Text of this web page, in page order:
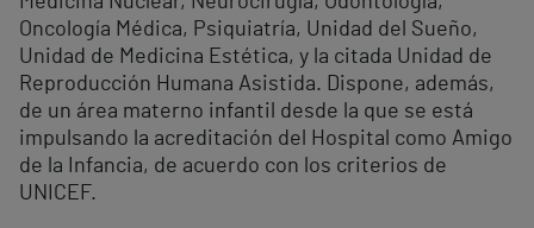
Oncología Médica, Psiquiatría, Unidad del Sueño,
Unidad de Medicina Estética, y la citada Unidad de
Reproducción Humana Asistida. Dispone, además,
de un área materno infantil desde la que se está
impulsando la acreditación del Hospital como Amigo
de la Infancia, de acuerdo con los criterios de
UNICEF.